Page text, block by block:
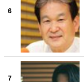
6
7